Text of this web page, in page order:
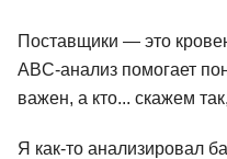
Поставщики — это
ABC-анализ помогает
важен, а кто... скажем
Я как-то анализировал